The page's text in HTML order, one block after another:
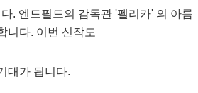
. 엔드필드의 감독관 '펠리카' 의 아름
니다. 이번 신작도
대가 됩니다.